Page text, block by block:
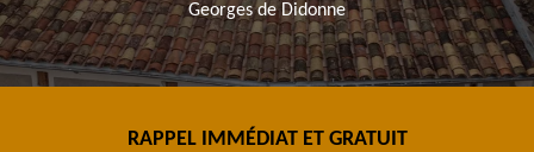
Georges de Didonne
RAPPEL IMMÉDIAT ET GRATUIT